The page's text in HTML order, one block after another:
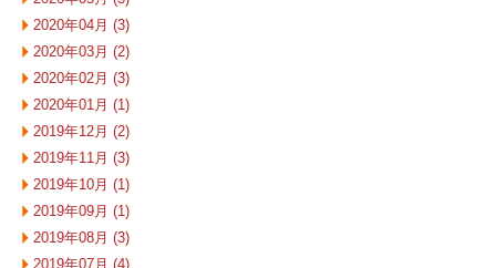
2020年04月 (3)
2020年03月 (2)
2020年02月 (3)
2020年01月 (1)
2019年12月 (2)
2019年11月 (3)
2019年10月 (1)
2019年09月 (1)
2019年08月 (3)
2019年07月 (4)